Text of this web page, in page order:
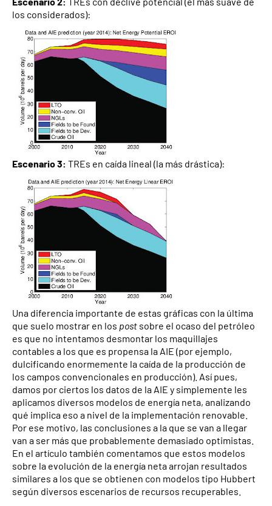
los considerados):
Escenario 3: TREs en caída lineal (la más drástica):
Una diferencia importante de estas gráficas con la última
que suelo mostrar en los post sobre el ocaso del petróleo
es que no intentamos desmontar los maquillajes
contables a los que es propensa la AIE (por ejemplo,
dulcificando enormemente la caída de la producción de
los campos convencionales en producción). Así pues,
damos por ciertos los datos de la AIE y simplemente les
aplicamos diversos modelos de energía neta, analizando
qué implica eso a nivel de la implementación renovable.
Por ese motivo, las conclusiones a la que se van a llegar
van a ser más que probablemente demasiado optimistas.
En el artículo también comentamos que estos modelos
sobre la evolución de la energía neta arrojan resultados
similares a los que se obtienen con modelos tipo Hubbert
según diversos escenarios de recursos recuperables.